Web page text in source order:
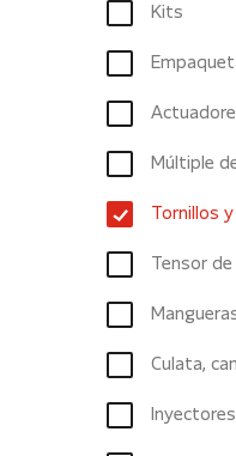
Kits
Múltiple
Tornillos
Tensor
Culata,
Inyectores